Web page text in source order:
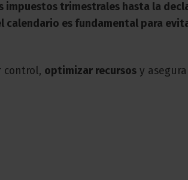
trimestrales hasta la
calendario es fundamental para
control, optimizar recursos y